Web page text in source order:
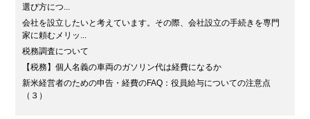
選び方につ...
会社を設立したいと考えています。その際、会社設立の手続きを専門
家に頼むメリッ...
税務調査について
【税務】個人名義の車両のガソリン代は経費になるか
新米経営者のための申告・経費のFAQ：役員給与についての注意点
（３）